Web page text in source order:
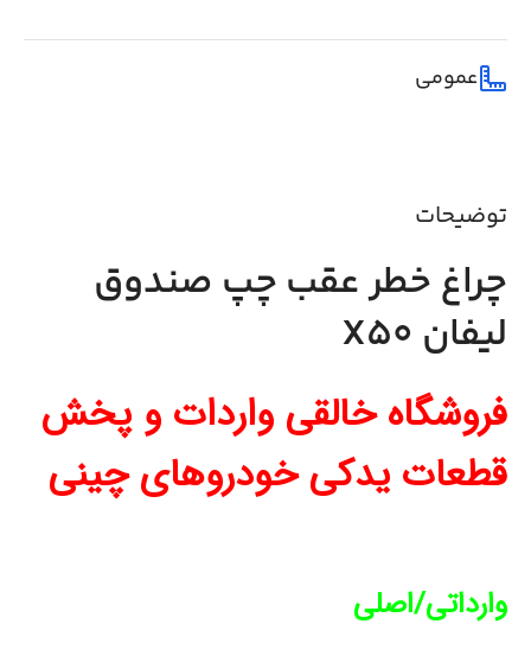
توضیحات
چراغ خطر عقب چپ صندوق
لیفان X50
فروشگاه خالقی واردات و پخش
قطعات یدکی خودروهای چینی
وارداتی/اصلی
عمومی